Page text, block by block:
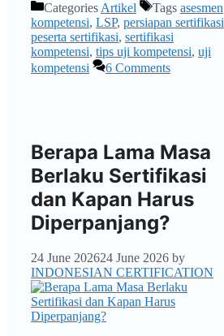
Categories Artikel Tags asesmen
kompetensi, LSP, persiapan sertifikasi
peserta sertifikasi, sertifikasi
kompetensi, tips uji kompetensi, uji
kompetensi
6 Comments
Berapa Lama Masa
Berlaku Sertifikasi
dan Kapan Harus
Diperpanjang?
24 June 202624 June 2026 by
INDONESIAN CERTIFICATION